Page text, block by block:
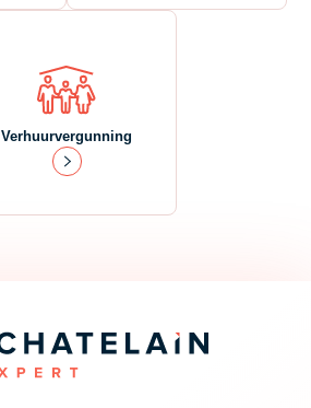
Verhuurvergunning